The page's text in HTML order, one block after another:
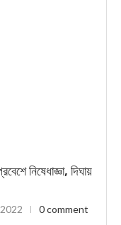
নিষেধাজ্ঞা, দিঘায়
0 comment